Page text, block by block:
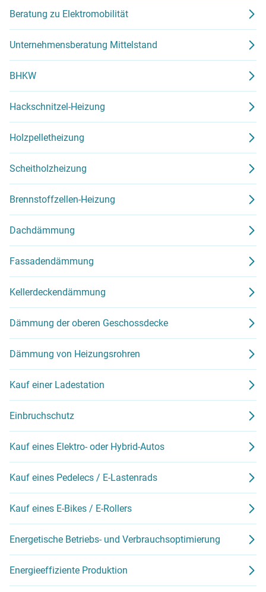
Beratung zu Elektromobilität
Unternehmensberatung Mittelstand
BHKW
Hackschnitzel-Heizung
Holzpelletheizung
Scheitholzheizung
Brennstoffzellen-Heizung
Dachdämmung
Fassadendämmung
Kellerdeckendämmung
Dämmung der oberen Geschossdecke
Dämmung von Heizungsrohren
Kauf einer Ladestation
Einbruchschutz
Kauf eines Elektro- oder Hybrid-Autos
Kauf eines Pedelecs / E-Lastenrads
Kauf eines E-Bikes / E-Rollers
Energetische Betriebs- und Verbrauchsoptimierung
Energieeffiziente Produktion